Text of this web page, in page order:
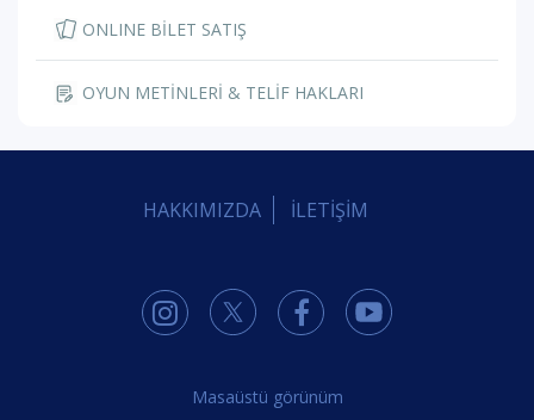
ONLINE BİLET SATIŞ
OYUN METİNLERİ & TELİF HAKLARI
HAKKIMIZDA İLETİŞİM
Masaüstü görünüm